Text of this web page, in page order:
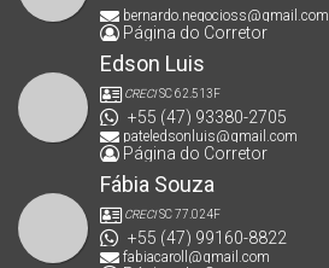
bernardo.negocioss@gmail.com
Página do Corretor
Edson Luis
CRECISC 62.513F
+55 (47) 93380-2705
pateledsonluis@gmail.com
Página do Corretor
Fábia Souza
CRECISC 77.024F
+55 (47) 99160-8822
fabiacaroll@gmail.com